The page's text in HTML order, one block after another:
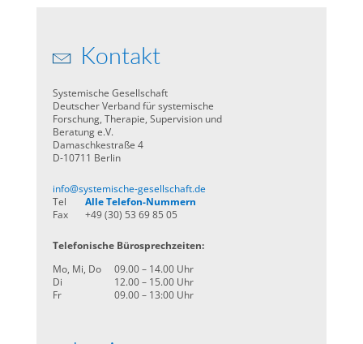
Kontakt
Systemische Gesellschaft
Deutscher Verband für systemische
Forschung, Therapie, Supervision und
Beratung e.V.
Damaschkestraße 4
D-10711 Berlin
info@systemische-gesellschaft.de
Tel
Alle Telefon-Nummern
Fax
+49 (30) 53 69 85 05
Telefonische Bürosprechzeiten:
Mo, Mi, Do
09.00 – 14.00 Uhr
Di
12.00 – 15.00 Uhr
Fr
09.00 – 13:00 Uhr